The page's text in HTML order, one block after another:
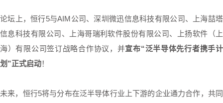
论坛上，恒行5与AIM公司、深圳微迅信息科技有限公司、上海喆塔
信息科技有限公司、上海哥瑞利软件股份有限公司、上扬软件（上
海）有限公司签订战略合作协议，并宣布“泛半导体先行者携手计
划”正式启动！
未来，恒行5将与分布在泛半导体行业上下游的企业通力合作，共同